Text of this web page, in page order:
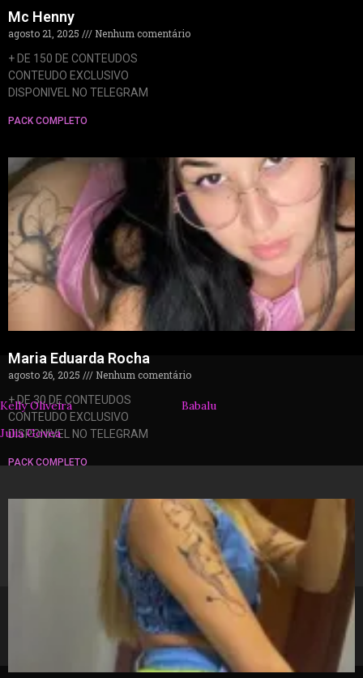
Mc Henny
agosto 21, 2025
Nenhum comentário
+ DE 150 DE CONTEUDOS
CONTEUDO EXCLUSIVO
DISPONIVEL NO TELEGRAM
PACK COMPLETO
Maria Eduarda Rocha
agosto 26, 2025
Nenhum comentário
+ DE 30 DE CONTEUDOS
CONTEUDO EXCLUSIVO
DISPONIVEL NO TELEGRAM
PACK COMPLETO
Kelly Oliveira
Babalu
Julia Govea
© 2026 packzinhos.com.br – Todos os direitos
reservados